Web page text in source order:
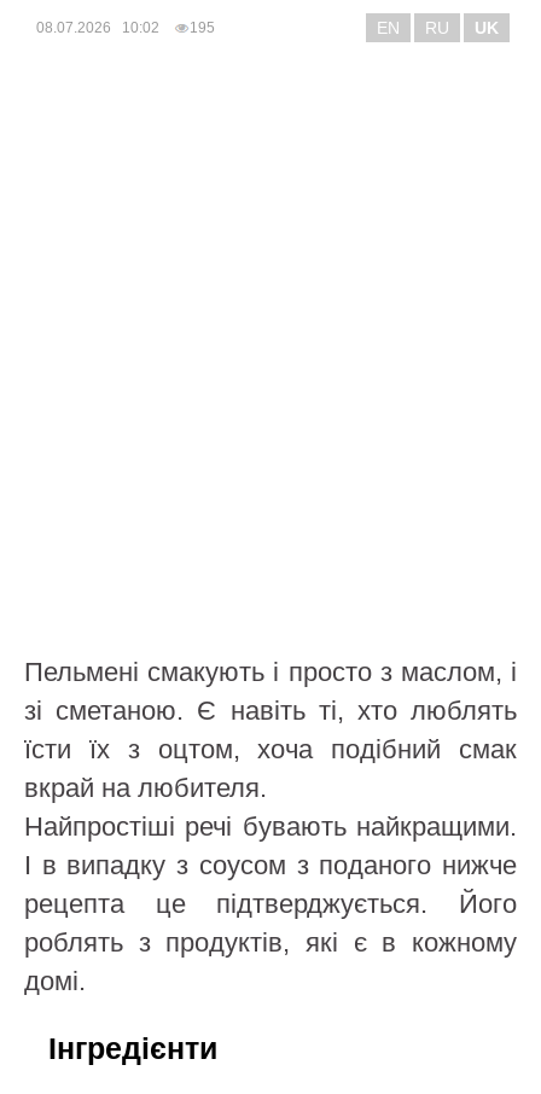
08.07.2026 10:02 195 EN RU UK
Пельмені смакують і просто з маслом, і
зі сметаною. Є навіть ті, хто люблять
їсти їх з оцтом, хоча подібний смак
вкрай на любителя.
Найпростіші речі бувають найкращими.
І в випадку з соусом з поданого нижче
рецепта це підтверджується. Його
роблять з продуктів, які є в кожному
домі.
Інгредієнти